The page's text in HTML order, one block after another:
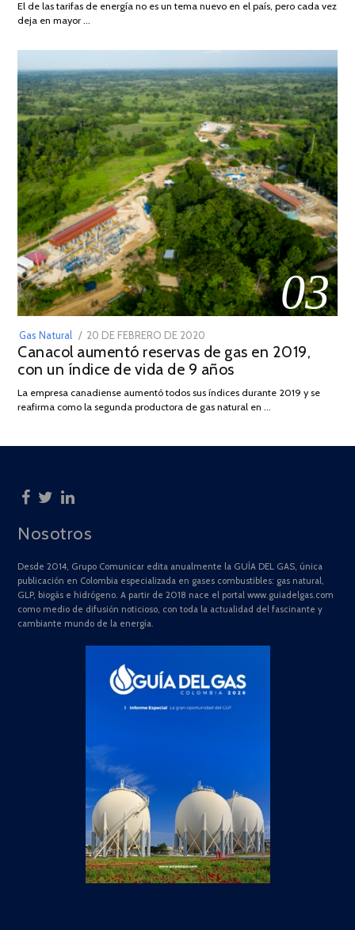
DE
El de las tarifas de energía no es un tema nuevo en el país, pero cada vez
deja en mayor …
03
Gas Natural
POSTED
ON
20 DE FEBRERO DE 2020
DE
JULIO
2025
Canacol aumentó reservas de gas en 2019,
con un índice de vida de 9 años
La empresa canadiense aumentó todos sus índices durante 2019 y se
reafirma como la segunda productora de gas natural en …
Nosotros
Desde 2014, Grupo Comunicar edita anualmente la GUÍA DEL GAS, única
publicación en Colombia especializada en gases combustibles: gas natural,
GLP, biogás e hidrógeno. A partir de 2018 nace el portal www.guiadelgas.com
como medio de difusión noticioso, con toda la actualidad del fascinante y
cambiante mundo de la energía.